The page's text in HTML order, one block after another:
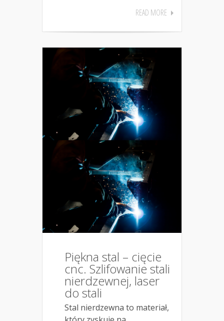
READ MORE
Piękna stal – cięcie
cnc. Szlifowanie stali
nierdzewnej, laser
do stali
Stal nierdzewna to materiał,